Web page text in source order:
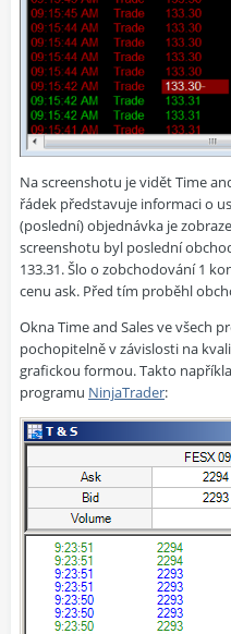
Na screenshotu je vidět Time
řádek představuje informaci o
(poslední) objednávka je
screenshotu byl poslední
133.31. Šlo o zobchodování 1
cenu ask. Před tím proběhl
Okna Time and Sales ve všech
pochopitelně v závislosti na
grafickou formou. Takto
programu NinjaTrader: